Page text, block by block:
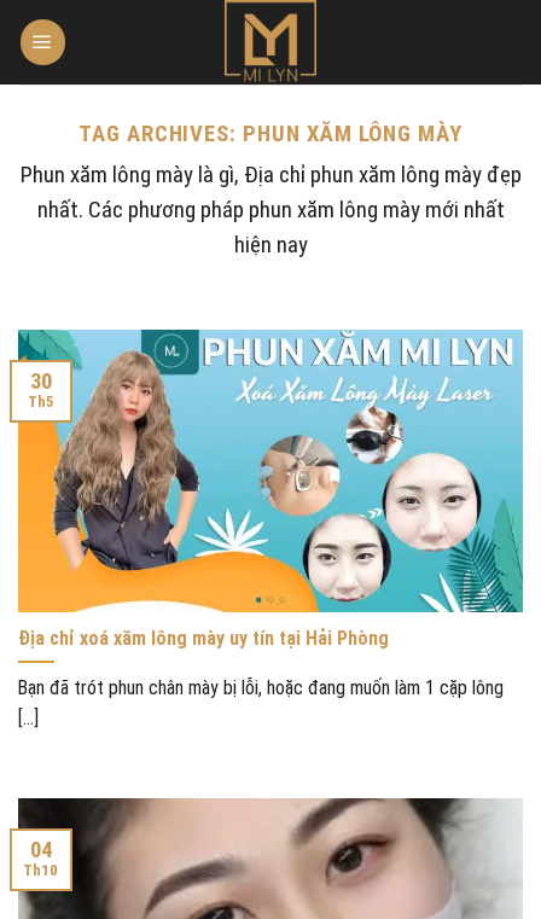
Skip
content
TAG ARCHIVES: PHUN XĂM LÔNG MÀY
Phun xăm lông mày là gì, Địa chỉ phun xăm lông mày đẹp
nhất. Các phương pháp phun xăm lông mày mới nhất
hiện nay
Địa chỉ xoá xăm lông mày uy tín tại Hải Phòng
Bạn đã trót phun chân mày bị lỗi, hoặc đang muốn làm 1 cặp lông
[...]
30
Th5
04
Th10